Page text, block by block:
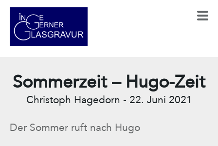
Sommerzeit – Hugo-Zeit
Christoph Hagedorn - 22. Juni 2021
Der Sommer ruft nach Hugo